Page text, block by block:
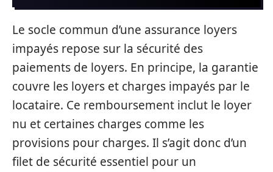
Le socle commun d’une assurance loyers
impayés repose sur la sécurité des
paiements de loyers. En principe, la garantie
couvre les loyers et charges impayés par le
locataire. Ce remboursement inclut le loyer
nu et certaines charges comme les
provisions pour charges. Il s’agit donc d’un
filet de sécurité essentiel pour un